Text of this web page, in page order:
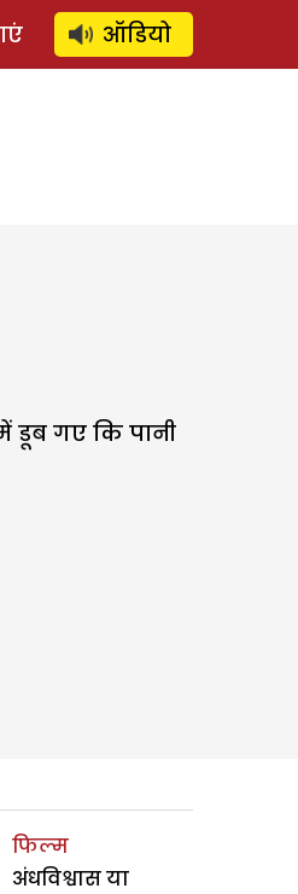
SUBSCRIBE
ऑडियो
डूब गए कि पानी
फिल्म
अंधविश्वास या